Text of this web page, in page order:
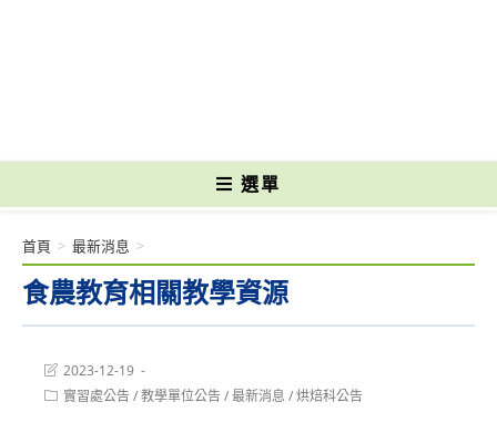
選單
食農教育相關教學資源
首頁 > 最新消息 >
Post
last
modified:
2023-12-19
Post實習處公告/教學單位公告/最新消息 /烘焙科公告